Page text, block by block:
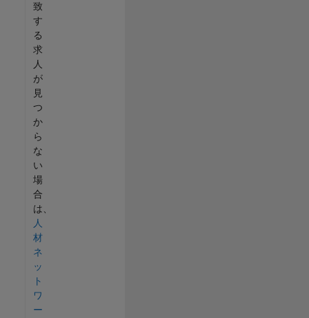
致
す
る
求
人
が
見
つ
か
ら
な
い
場
合
は、
人
材
ネ
ッ
ト
ワ
ー